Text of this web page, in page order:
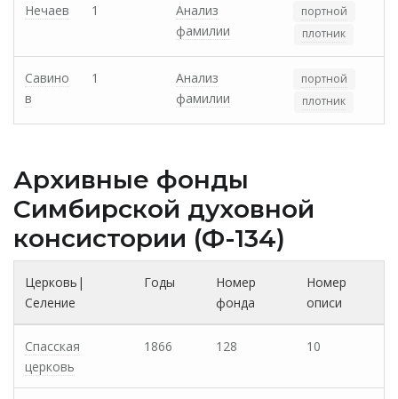
Нечаев 1
Анализ
фамилии
портной
плотник
Савино
в
1
Анализ
фамилии
портной
плотник
Архивные фонды
Cимбирской духовной
консистории (Ф-134)
Церковь|
Селение
Годы
Номер
фонда
Номер
описи
Спасская
церковь
1866 128 10